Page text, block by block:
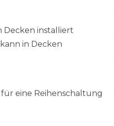
Decken installiert
in Decken
eine Reihenschaltung